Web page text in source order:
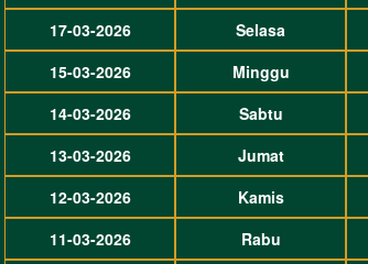
17-03-2026
Selasa
15-03-2026
Minggu
14-03-2026
Sabtu
13-03-2026
Jumat
12-03-2026
Kamis
11-03-2026
Rabu